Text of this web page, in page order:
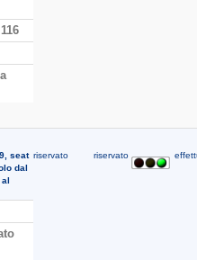
seat
dal
al
riservato riservato